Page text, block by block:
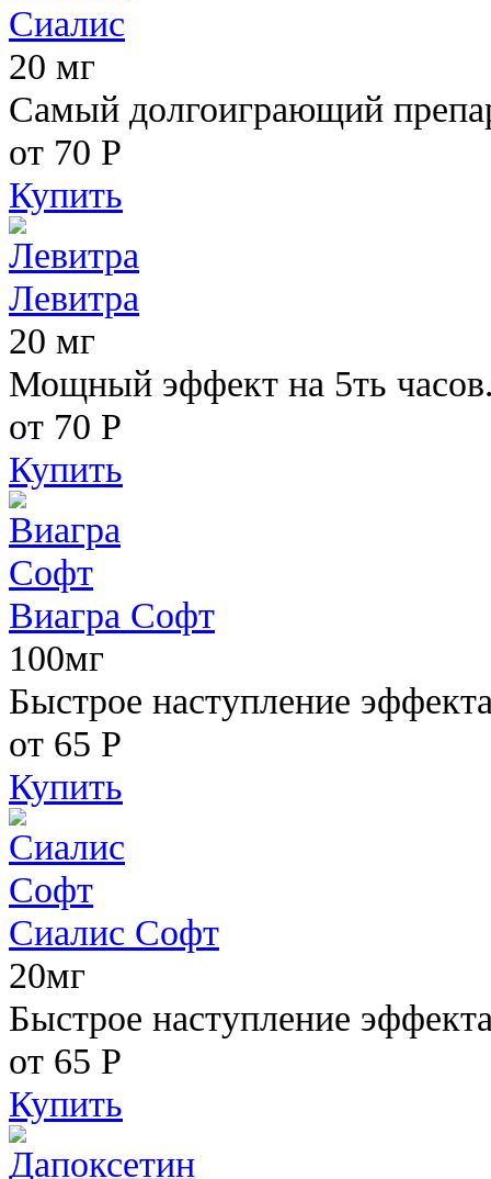
Сиалис
20 мг
Самый долгоиграющий
от 70 Р
Купить
Левитра
20 мг
Мощный эффект на 5ть
от 70 Р
Купить
Виагра Софт
100мг
Быстрое наступление
от 65 Р
Купить
Сиалис Софт
20мг
Быстрое наступление
от 65 Р
Купить